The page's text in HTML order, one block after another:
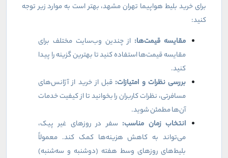
برای خرید بلیط هواپیما تهران مشهد، بهتر است به موارد زیر توجه
کنید:
مقایسه قیمت‌ها: از چندین وب‌سایت مختلف برای
مقایسه قیمت‌ها استفاده کنید تا بهترین گزینه را پیدا
کنید.
بررسی نظرات و امتیازات: قبل از خرید از آژانس‌های
مسافرتی، نظرات کاربران را بخوانید تا از کیفیت خدمات
آن‌ها مطمئن شوید.
انتخاب زمان مناسب: سفر در روزهای غیر پیک،
می‌تواند به کاهش هزینه‌ها کمک کند. معمولاً
بلیط‌های روزهای وسط هفته (دوشنبه و سه‌شنبه)